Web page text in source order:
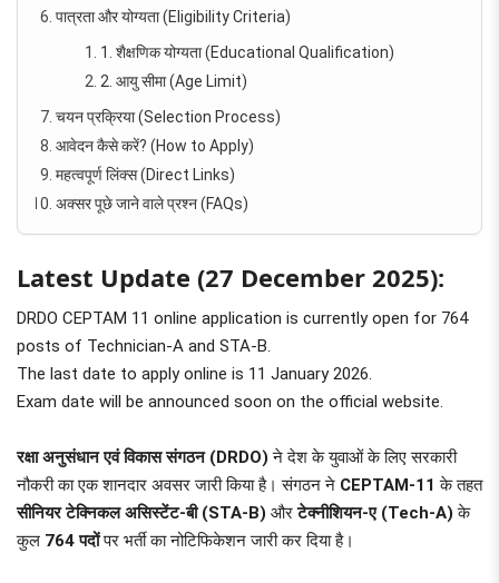
पात्रता और योग्यता (Eligibility Criteria)
1. शैक्षणिक योग्यता (Educational Qualification)
2. आयु सीमा (Age Limit)
चयन प्रक्रिया (Selection Process)
आवेदन कैसे करें? (How to Apply)
महत्वपूर्ण लिंक्स (Direct Links)
अक्सर पूछे जाने वाले प्रश्न (FAQs)
Latest Update (27 December 2025):
DRDO CEPTAM 11 online application is currently open for 764
posts of Technician-A and STA-B.
The last date to apply online is 11 January 2026.
Exam date will be announced soon on the official website.
रक्षा अनुसंधान एवं विकास संगठन (DRDO) ने देश के युवाओं के लिए सरकारी
नौकरी का एक शानदार अवसर जारी किया है। संगठन ने CEPTAM-11 के तहत
सीनियर टेक्निकल असिस्टेंट-बी (STA-B) औरटेक्नीशियन-ए (Tech-A) के
कुल 764 पदोंपर भर्ती का नोटिफिकेशन जारी कर दिया है।